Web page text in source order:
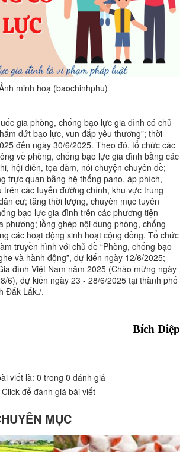
minh hoạ (baochinhphu)
gia phòng, chống bạo lực gia đình có chủ
dứt bạo lực, vun đắp yêu thương”; thời
đến ngày 30/6/2025. Theo đó, tổ chức các
về phòng, chống bạo lực gia đình bằng các
hội diễn, tọa đàm, nói chuyện chuyên đề;
trực quan bằng hệ thống pano, áp phích,
trên các tuyến đường chính, khu vực trung
cư; tăng thời lượng, chuyên mục tuyên
bạo lực gia đình trên các phương tiện
phương; lồng ghép nội dung phòng, chống
các hoạt động sinh hoạt cộng đồng. Tổ chức
truyền hình với chủ đề “Phòng, chống bạo
và hành động”, dự kiến ngày 12/6/2025;
đình Việt Nam năm 2025 (Chào mừng ngày
6), dự kiến ngày 23 - 28/6/2025 tại thành phố
Đắk Lắk./.
Bích Diệp
viết là: 0 trong 0 đánh giá
Click để đánh giá bài viết
MỤC